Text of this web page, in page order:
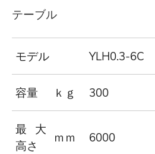
テーブル
モデル YLH0.3-6C
容量 ｋｇ 300
最大
高さ
ｍｍ 6000